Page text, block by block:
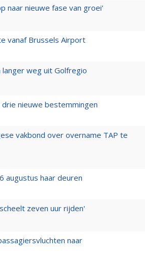
naar nieuwe fase van groei'
vanaf Brussels Airport
weg uit Golfregio
nieuwe bestemmingen
vakbond over overname TAP te
augustus haar deuren
zeven uur rijden'
naar